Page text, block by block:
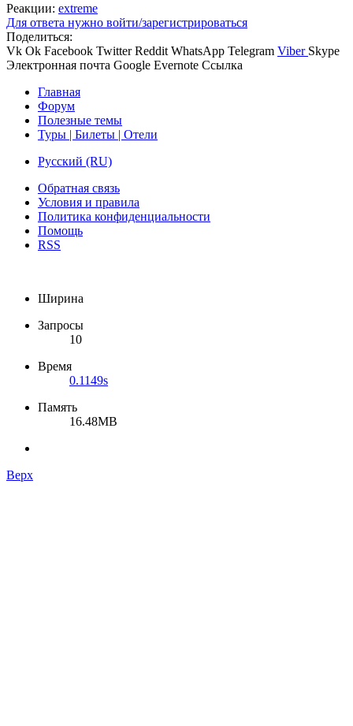
Реакции: extreme
Для ответа нужно войти/зарегистрироваться
Поделиться:
Vk Ok Facebook Twitter Reddit WhatsApp Telegram Viber Skype
Электронная почта Google Evernote Ссылка
Главная
Форум
Полезные темы
Туры | Билеты | Отели
Русский (RU)
Обратная связь
Условия и правила
Политика конфиденциальности
Помощь
RSS
Ширина
Запросы
10
Время
0.1149s
Память
16.48MB
Верх